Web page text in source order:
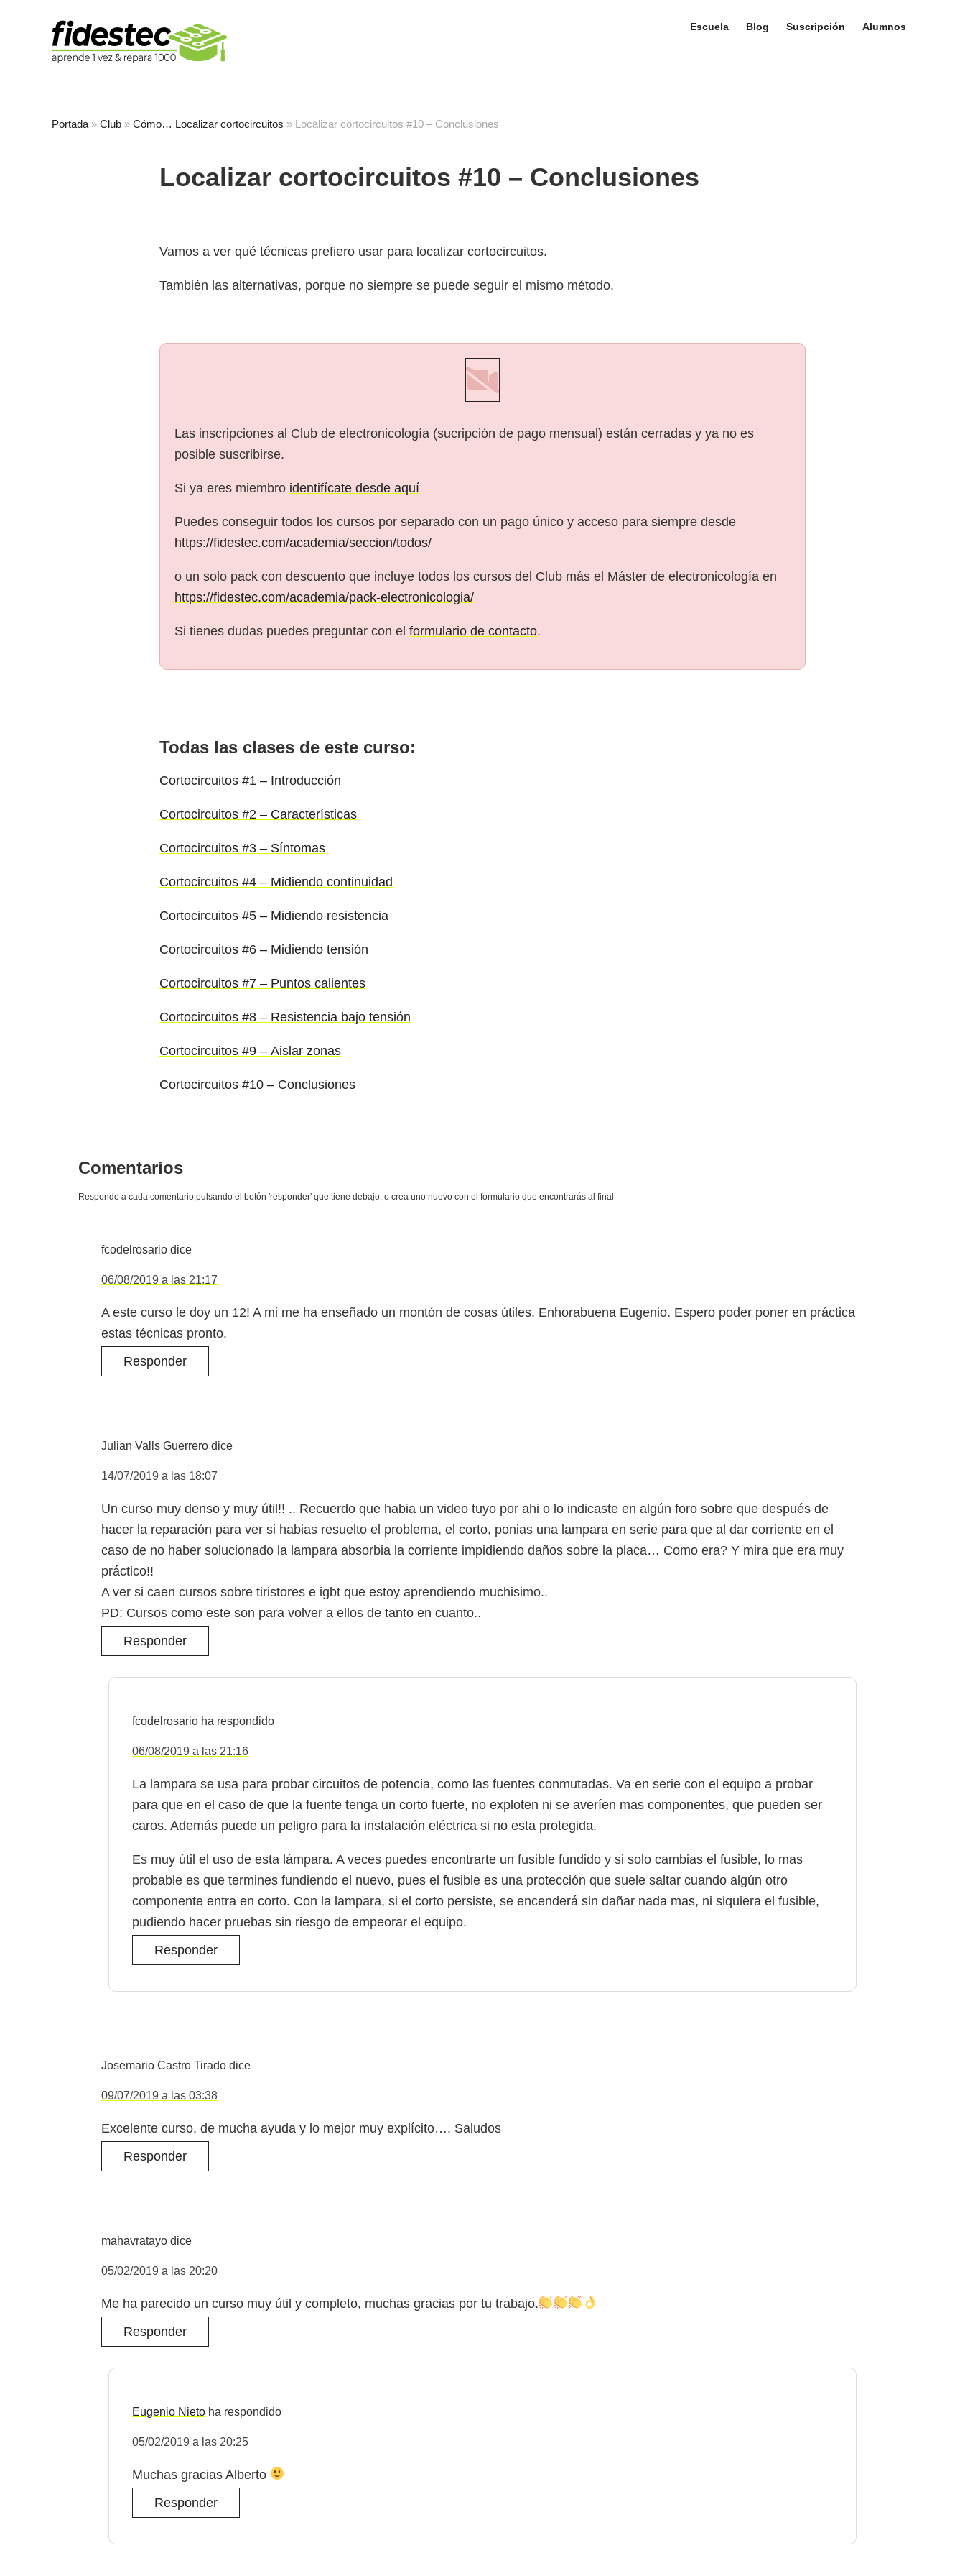
Escuela Blog Suscripción Alumnos
Portada » Club » Cómo… Localizar cortocircuitos » Localizar cortocircuitos #10 – Conclusiones
Localizar cortocircuitos #10 – Conclusiones
Vamos a ver qué técnicas prefiero usar para localizar cortocircuitos.
También las alternativas, porque no siempre se puede seguir el mismo método.
Las inscripciones al Club de electronicología (sucripción de pago mensual) están cerradas y ya no es
posible suscribirse.
Si ya eres miembro identifícate desde aquí
Puedes conseguir todos los cursos por separado con un pago único y acceso para siempre desde
https://fidestec.com/academia/seccion/todos/
o un solo pack con descuento que incluye todos los cursos del Club más el Máster de electronicología en
https://fidestec.com/academia/pack-electronicologia/
Si tienes dudas puedes preguntar con el formulario de contacto.
Todas las clases de este curso:
Cortocircuitos #1 – Introducción
Cortocircuitos #2 – Características
Cortocircuitos #3 – Síntomas
Cortocircuitos #4 – Midiendo continuidad
Cortocircuitos #5 – Midiendo resistencia
Cortocircuitos #6 – Midiendo tensión
Cortocircuitos #7 – Puntos calientes
Cortocircuitos #8 – Resistencia bajo tensión
Cortocircuitos #9 – Aislar zonas
Cortocircuitos #10 – Conclusiones
Comentarios
fcodelrosario dice
06/08/2019 a las 21:17
A este curso le doy un 12! A mi me ha enseñado un montón de cosas útiles. Enhorabuena Eugenio. Espero poder poner en práctica
estas técnicas pronto.
Responder
Julian Valls Guerrero dice
14/07/2019 a las 18:07
Un curso muy denso y muy útil!! .. Recuerdo que habia un video tuyo por ahi o lo indicaste en algún foro sobre que después de
hacer la reparación para ver si habias resuelto el problema, el corto, ponias una lampara en serie para que al dar corriente en el
caso de no haber solucionado la lampara absorbia la corriente impidiendo daños sobre la placa… Como era? Y mira que era muy
práctico!!
A ver si caen cursos sobre tiristores e igbt que estoy aprendiendo muchisimo..
PD: Cursos como este son para volver a ellos de tanto en cuanto..
Responder
fcodelrosario
06/08/2019 a las 21:16
La lampara se usa para probar circuitos de potencia, como las fuentes conmutadas. Va en serie con el equipo a probar
para que en el caso de que la fuente tenga un corto fuerte, no exploten ni se averíen mas componentes, que pueden ser
caros. Además puede un peligro para la instalación eléctrica si no esta protegida.
Es muy útil el uso de esta lámpara. A veces puedes encontrarte un fusible fundido y si solo cambias el fusible, lo mas
probable es que termines fundiendo el nuevo, pues el fusible es una protección que suele saltar cuando algún otro
componente entra en corto. Con la lampara, si el corto persiste, se encenderá sin dañar nada mas, ni siquiera el fusible,
pudiendo hacer pruebas sin riesgo de empeorar el equipo.
Responder
Josemario Castro Tirado dice
09/07/2019 a las 03:38
Excelente curso, de mucha ayuda y lo mejor muy explícito…. Saludos
Responder
mahavratayo dice
05/02/2019 a las 20:20
Me ha parecido un curso muy útil y completo, muchas gracias por tu trabajo.
Responder
Eugenio Nieto
05/02/2019 a las 20:25
Muchas gracias Alberto
Responder